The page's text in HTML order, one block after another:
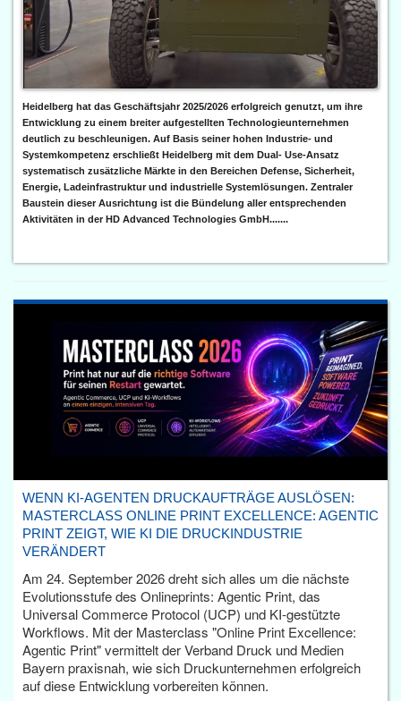
Heidelberg hat das Geschäftsjahr 2025/2026 erfolgreich genutzt, um ihre
Entwicklung zu einem breiter aufgestellten Technologieunternehmen
deutlich zu beschleunigen. Auf Basis seiner hohen Industrie- und
Systemkompetenz erschließt Heidelberg mit dem Dual- Use-Ansatz
systematisch zusätzliche Märkte in den Bereichen Defense, Sicherheit,
Energie, Ladeinfrastruktur und industrielle Systemlösungen. Zentraler
Baustein dieser Ausrichtung ist die Bündelung aller entsprechenden
Aktivitäten in der HD Advanced Technologies GmbH.......
WENN KI-AGENTEN DRUCKAUFTRÄGE AUSLÖSEN:
MASTERCLASS ONLINE PRINT EXCELLENCE: AGENTIC
PRINT ZEIGT, WIE KI DIE DRUCKINDUSTRIE
VERÄNDERT
Am 24. September 2026 dreht sich alles um die nächste
Evolutionsstufe des Onlineprints: Agentic Print, das
Universal Commerce Protocol (UCP) und KI-gestützte
Workflows. Mit der Masterclass "Online Print Excellence:
Agentic Print" vermittelt der Verband Druck und Medien
Bayern praxisnah, wie sich Druckunternehmen erfolgreich
auf diese Entwicklung vorbereiten können.